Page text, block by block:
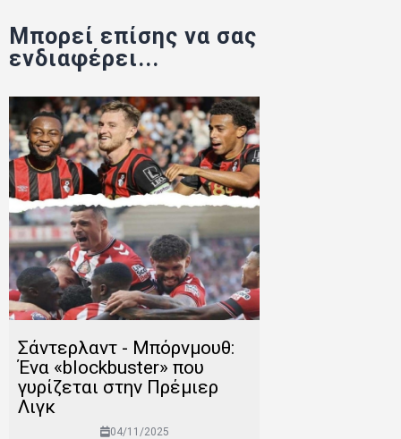
Μπορεί επίσης να σας
ενδιαφέρει...
Σάντερλαντ - Μπόρνμουθ:
Ένα «blockbuster» που
γυρίζεται στην Πρέμιερ
Λιγκ
04/11/2025